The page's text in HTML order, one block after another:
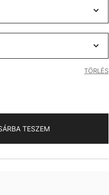
TÖRLÉS
TESZEM